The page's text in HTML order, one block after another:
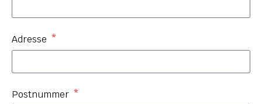
Adresse
Postnummer